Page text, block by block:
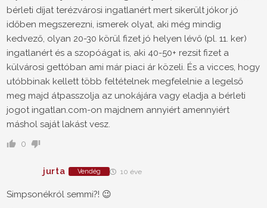
bérleti díjat terézvárosi ingatlanért mert sikerült jókor jó
időben megszerezni, ismerek olyat, aki még mindig
kedvező, olyan 20-30 körül fizet jó helyen lévő (pl. 11. ker)
ingatlanért és a szopóágat is, aki 40-50+ rezsit fizet a
külvárosi gettóban ami már piaci ár közeli. És a vicces, hogy
utóbbinak kellett több feltételnek megfelelnie a legelső
meg majd átpasszolja az unokájára vagy eladja a bérleti
jogot ingatlan.com-on majdnem annyiért amennyiért
máshol saját lakást vesz.
0
jurta Vendég 10 éve
Simpsonékról semmi?! 😉